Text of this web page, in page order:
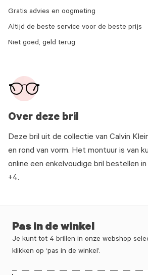
Over deze bril
Deze bril uit de collectie van Calvin
en rond van vorm. Het montuur is van
online een enkelvoudige bril bestellen
+4.
Gratis advies en oogmeting
Altijd de beste service voor de beste prijs
Niet goed, geld terug
Pas in de winkel
Je kunt tot 4 brillen in onze webshop
klikken op ‘pas in de winkel’.